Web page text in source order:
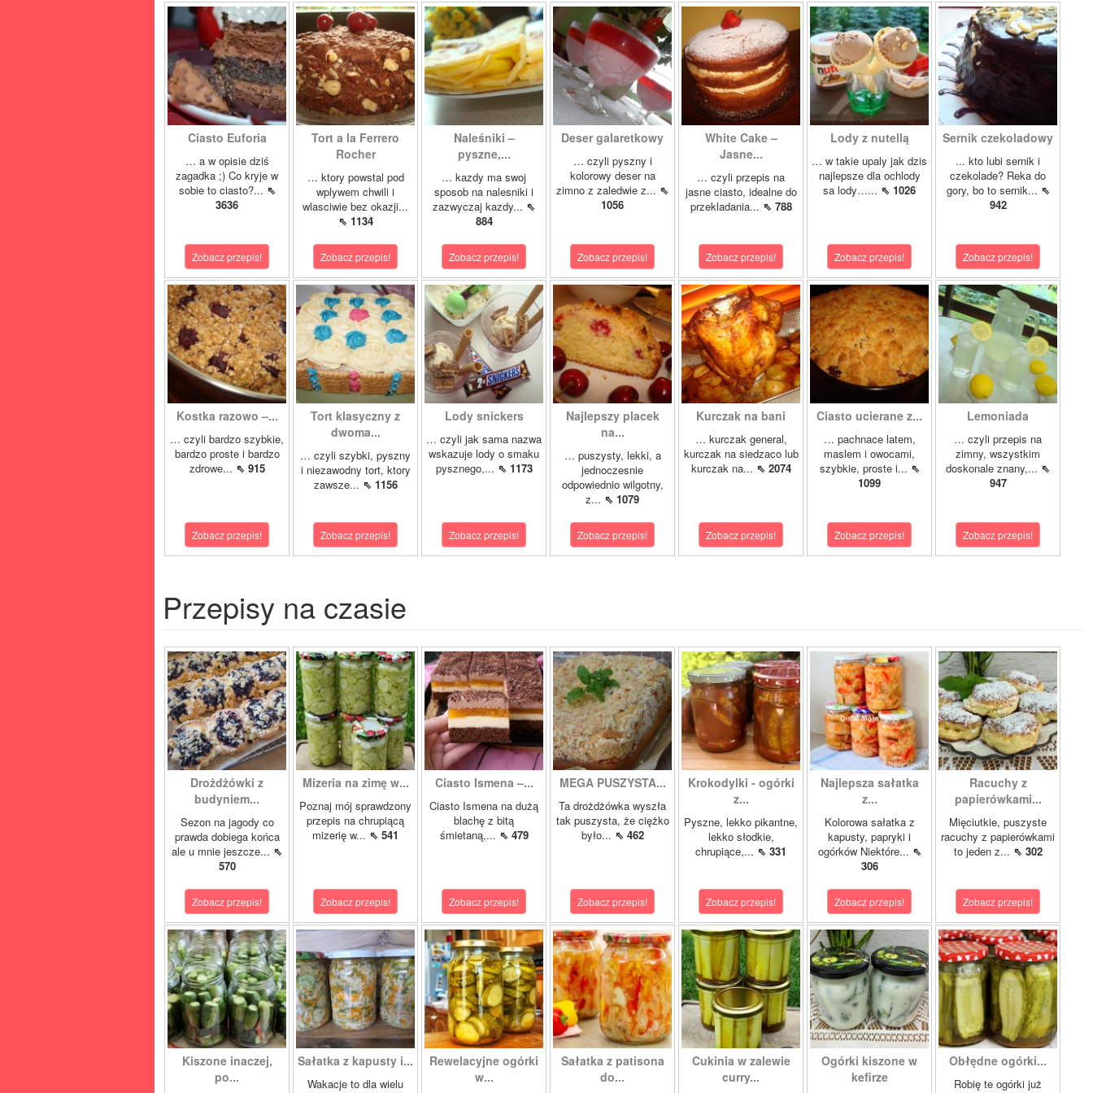
Ciasto Euforia
… a w opisie dziś
zagadka ;) Co kryje w
sobie to ciasto?... ⇖
3636
Zobacz przepis!
Tort a la Ferrero
Rocher
… ktory powstal pod
wplywem chwili i
wlasciwie bez okazji...
⇖ 1134
Zobacz przepis!
Naleśniki –
pyszne,...
… kazdy ma swoj
sposob na nalesniki i
zazwyczaj kazdy... ⇖
884
Zobacz przepis!
Deser galaretkowy
… czyli pyszny i
kolorowy deser na
zimno z zaledwie z... ⇖
1056
Zobacz przepis!
White Cake –
Jasne...
… czyli przepis na
jasne ciasto, idealne do
przekladania... ⇖ 788
Zobacz przepis!
Lody z nutellą
… w takie upaly jak dzis
najlepsze dla ochlody
sa lody…... ⇖ 1026
Zobacz przepis!
Sernik czekoladowy
... kto lubi sernik i
czekolade? Reka do
gory, bo to sernik... ⇖
942
Zobacz przepis!
Kostka razowo –...
… czyli bardzo szybkie,
bardzo proste i bardzo
zdrowe... ⇖ 915
Zobacz przepis!
Tort klasyczny z
dwoma...
… czyli szybki, pyszny
i niezawodny tort, ktory
zawsze... ⇖ 1156
Zobacz przepis!
Lody snickers
… czyli jak sama nazwa
wskazuje lody o smaku
pysznego,... ⇖ 1173
Zobacz przepis!
Najlepszy placek
na...
… puszysty, lekki, a
jednoczesnie
odpowiednio wilgotny,
z... ⇖ 1079
Zobacz przepis!
Kurczak na bani
… kurczak general,
kurczak na siedzaco lub
kurczak na... ⇖ 2074
Zobacz przepis!
Ciasto ucierane z...
… pachnace latem,
maslem i owocami,
szybkie, proste i... ⇖
1099
Zobacz przepis!
Lemoniada
… czyli przepis na
zimny, wszystkim
doskonale znany,... ⇖
947
Zobacz przepis!
Przepisy na czasie
Drożdżówki z
budyniem...
Sezon na jagody co
prawda dobiega końca
ale u mnie jeszcze... ⇖
570
Zobacz przepis!
Mizeria na zimę w...
Poznaj mój sprawdzony
przepis na chrupiącą
mizerię w... ⇖ 541
Zobacz przepis!
Ciasto Ismena –...
Ciasto Ismena na dużą
blachę z bitą
śmietaną,... ⇖ 479
Zobacz przepis!
MEGA PUSZYSTA...
Ta drożdżówka wyszła
tak puszysta, że ciężko
było... ⇖ 462
Zobacz przepis!
Krokodylki - ogórki
z...
Pyszne, lekko pikantne,
lekko słodkie,
chrupiące,... ⇖ 331
Zobacz przepis!
Najlepsza sałatka
z...
Kolorowa sałatka z
kapusty, papryki i
ogórków Niektóre... ⇖
306
Zobacz przepis!
Racuchy z
papierówkami...
Mięciutkie, puszyste
racuchy z papierówkami
to jeden z... ⇖ 302
Zobacz przepis!
Kiszone inaczej,
po...
Sałatka z kapusty i...
Wakacje to dla wielu
Rewelacyjne ogórki
w...
Sałatka z patisona
do...
Cukinia w zalewie
curry...
Ogórki kiszone w
kefirze
Obłędne ogórki...
Robię te ogórki już